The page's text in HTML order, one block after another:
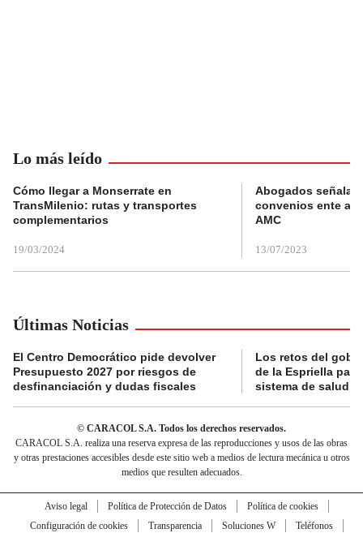
Lo más leído
Cómo llegar a Monserrate en
TransMilenio: rutas y transportes
complementarios
19/03/2024
Abogados
convenios ente
AMC
13/07/2023
Últimas Noticias
El Centro Democrático pide devolver
Presupuesto 2027 por riesgos de
desfinanciación y dudas fiscales
Los retos del
de la Espriella
sistema de salud
© CARACOL S.A. Todos los derechos reservados.
CARACOL S.A. realiza una reserva expresa de las reproducciones y usos de las obras
y otras prestaciones accesibles desde este sitio web a medios de lectura mecánica u otros
medios que resulten adecuados.
Aviso legal Política de Protección de Datos
Política de cookies
Configuración de cookies
Transparencia Soluciones W
Teléfonos